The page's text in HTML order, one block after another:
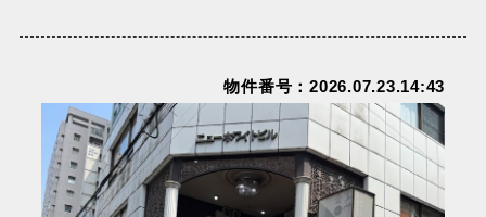
物件番号：2026.07.23.14:43